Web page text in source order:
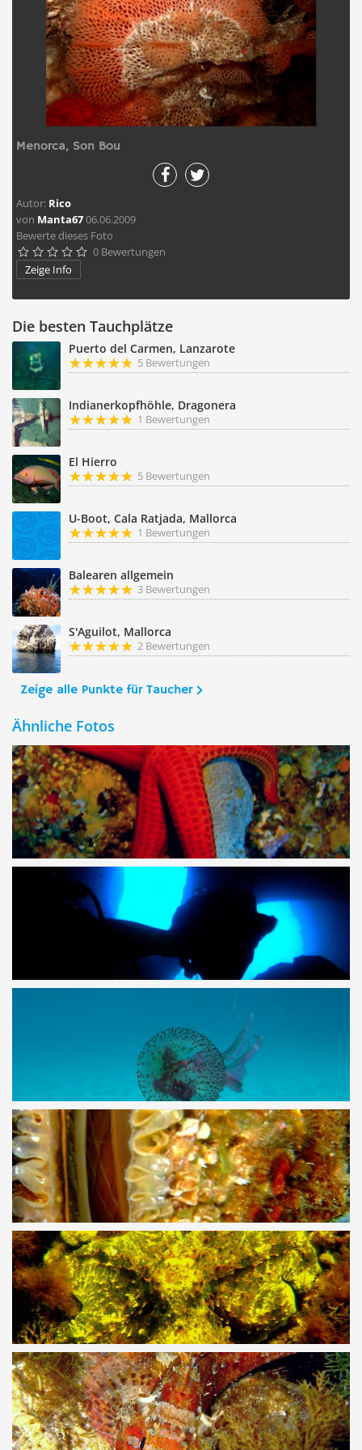
Menorca, Son Bou
Autor: Rico
von Manta6706.06.2009
Bewerte dieses Foto
     0 Bewertungen
Zeige Info
Die besten Tauchplätze
Puerto del Carmen, Lanzarote
5 Bewertungen
Indianerkopfhöhle, Dragonera
1 Bewertungen
El Hierro
5 Bewertungen
U-Boot, Cala Ratjada, Mallorca
1 Bewertungen
Balearen allgemein
3 Bewertungen
S'Aguilot, Mallorca
2 Bewertungen
Zeige alle Punkte für Taucher
Ähnliche Fotos